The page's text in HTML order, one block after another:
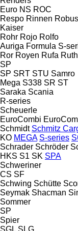
Euro NS ROC
Respo Rinnen
Kaiser
Rohr Rojo Rolfo
Auriga Formula S-
Ror Royen Rufa
SP
SP SRT STU Samro
Mega S338 SR ST
Saraka Scania
R-series
Scheuerle
EuroCombi
Schmidt Schmitz
KO MEGA S-series
Schrader Schröder
HKS S1 SK SPA
Schweriner
CS SF
Schwing Schütte
Seymak Shacman
Sommer
SP
Spier
SGL SLG